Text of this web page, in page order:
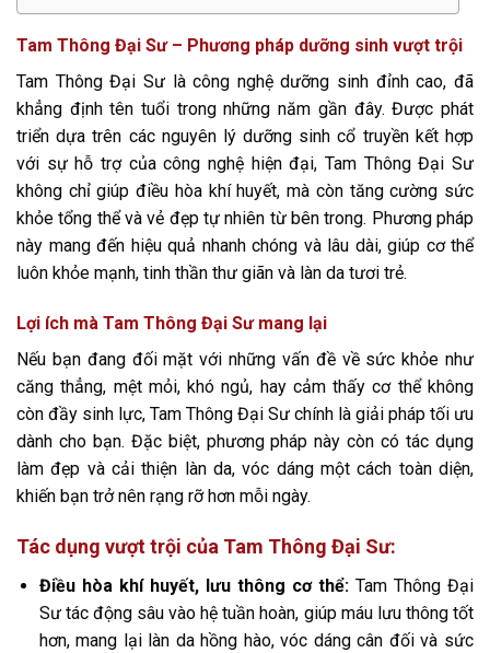
Tam Thông Đại Sư – Phương pháp dưỡng sinh vượt trội
Tam Thông Đại Sư là công nghệ dưỡng sinh đỉnh cao, đã
khẳng định tên tuổi trong những năm gần đây. Được phát
triển dựa trên các nguyên lý dưỡng sinh cổ truyền kết hợp
với sự hỗ trợ của công nghệ hiện đại, Tam Thông Đại Sư
không chỉ giúp điều hòa khí huyết, mà còn tăng cường sức
khỏe tổng thể và vẻ đẹp tự nhiên từ bên trong. Phương pháp
này mang đến hiệu quả nhanh chóng và lâu dài, giúp cơ thể
luôn khỏe mạnh, tinh thần thư giãn và làn da tươi trẻ.
Lợi ích mà Tam Thông Đại Sư mang lại
Nếu bạn đang đối mặt với những vấn đề về sức khỏe như
căng thẳng, mệt mỏi, khó ngủ, hay cảm thấy cơ thể không
còn đầy sinh lực, Tam Thông Đại Sư chính là giải pháp tối ưu
dành cho bạn. Đặc biệt, phương pháp này còn có tác dụng
làm đẹp và cải thiện làn da, vóc dáng một cách toàn diện,
khiến bạn trở nên rạng rỡ hơn mỗi ngày.
Tác dụng vượt trội của Tam Thông Đại Sư:
Điều hòa khí huyết, lưu thông cơ thể:Tam Thông Đại
Sư tác động sâu vào hệ tuần hoàn, giúp máu lưu thông tốt
hơn, mang lại làn da hồng hào, vóc dáng cân đối và sức